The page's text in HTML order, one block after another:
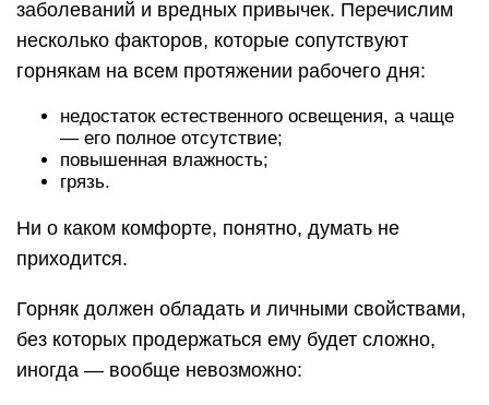
заболеваний и вредных привычек. Перечислим
несколько факторов, которые сопутствуют
горнякам на всем протяжении рабочего дня:
недостаток естественного освещения, а чаще
— его полное отсутствие;
повышенная влажность;
грязь.
Ни о каком комфорте, понятно, думать не
приходится.
Горняк должен обладать и личными свойствами,
без которых продержаться ему будет сложно,
иногда — вообще невозможно: